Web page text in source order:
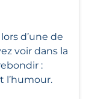
d’une de
voir dans la
:
l’humour.